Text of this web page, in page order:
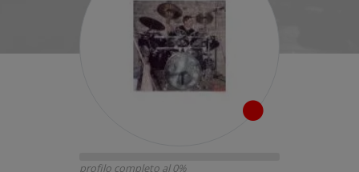
profilo completo al 0%